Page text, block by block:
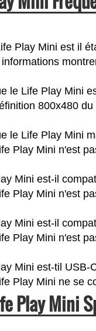
Play Mini est il
le Life Play Mini
800x480
le Life Play Mini
Play Mini n'est
Mini est-il
Play Mini n'est
Mini est-il
Play Mini n'est
Mini est-til USB-
Play Mini ne se
Play Mini